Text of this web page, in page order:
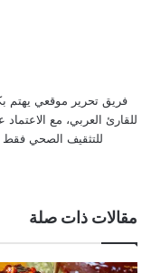
فريق تحرير موقعي يهتم
للقارئ العربي، مع
للتثقيف الصحي
مقالات ذات صلة